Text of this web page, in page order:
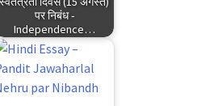
पर निबंध -
Independence…